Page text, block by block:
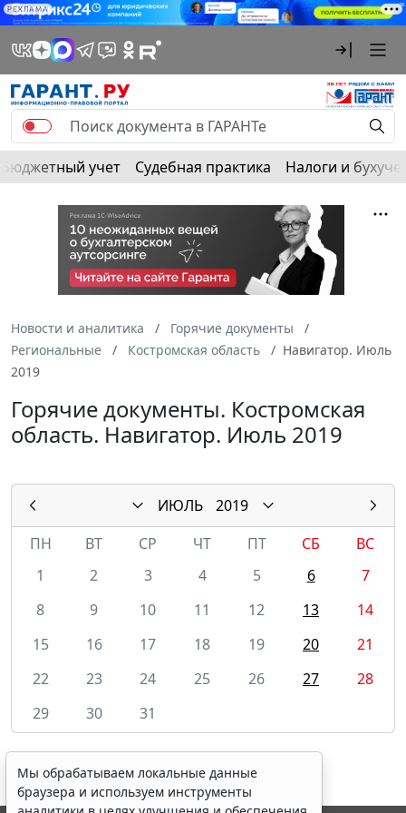
РЕКЛАМА
Бюджетный учет Судебная практика Налоги и
Новости и аналитика
Горячие документы
Региональные
Костромская область
Навигатор. Июль
2019
Горячие документы. Костромская
область. Навигатор. Июль 2019
ИЮЛЬ
2019
ПН
ВТ СР ЧТ ПТ СБ
ВС
1
2 3 4 5 6
7
8
9 10 11 12 13
14
15
16 17 18 19 20
21
22
23 24 25 26 27
28
29
30 31
Мы обрабатываем локальные данные
браузера и используем инструменты